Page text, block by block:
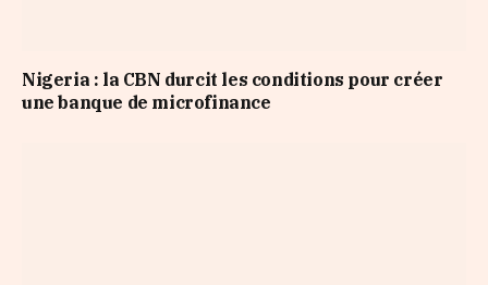
Nigeria : la CBN durcit les conditions pour créer
une banque de microfinance